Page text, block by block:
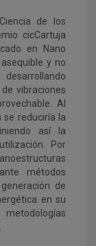
de los
cicCartuja
en Nano
y no
vibraciones
Al
se reduciría la
así la
Por
métodos
de
en su